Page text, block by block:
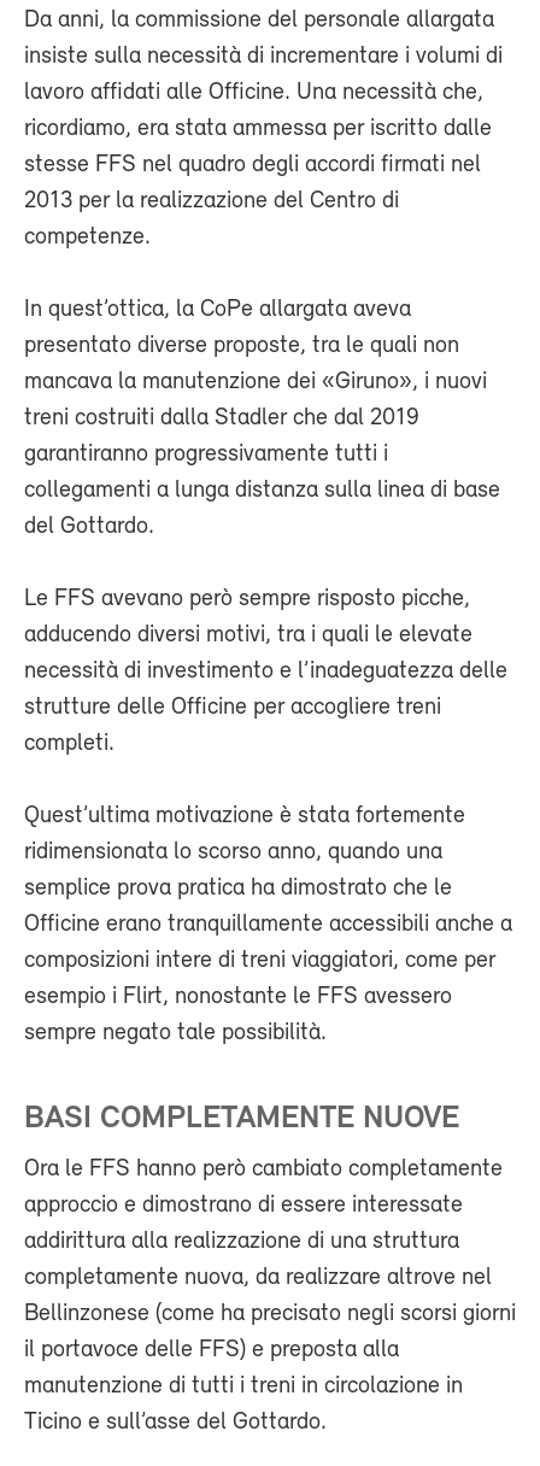
Da anni, la commissione del personale allargata
insiste sulla necessità di incrementare i volumi di
lavoro affidati alle Officine. Una necessità che,
ricordiamo, era stata ammessa per iscritto dalle
stesse FFS nel quadro degli accordi firmati nel
2013 per la realizzazione del Centro di
competenze.
In quest’ottica, la CoPe allargata aveva
presentato diverse proposte, tra le quali non
mancava la manutenzione dei «Giruno», i nuovi
treni costruiti dalla Stadler che dal 2019
garantiranno progressivamente tutti i
collegamenti a lunga distanza sulla linea di base
del Gottardo.
Le FFS avevano però sempre risposto picche,
adducendo diversi motivi, tra i quali le elevate
necessità di investimento e l’inadeguatezza delle
strutture delle Officine per accogliere treni
completi.
Quest’ultima motivazione è stata fortemente
ridimensionata lo scorso anno, quando una
semplice prova pratica ha dimostrato che le
Officine erano tranquillamente accessibili anche a
composizioni intere di treni viaggiatori, come per
esempio i Flirt, nonostante le FFS avessero
sempre negato tale possibilità.
BASI COMPLETAMENTE NUOVE
Ora le FFS hanno però cambiato completamente
approccio e dimostrano di essere interessate
addirittura alla realizzazione di una struttura
completamente nuova, da realizzare altrove nel
Bellinzonese (come ha precisato negli scorsi giorni
il portavoce delle FFS) e preposta alla
manutenzione di tutti i treni in circolazione in
Ticino e sull’asse del Gottardo.